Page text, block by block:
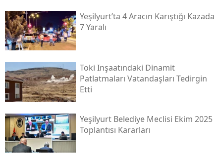
Yeşilyurt’ta 4 Aracın Karıştığı Kazada
7 Yaralı
Toki̇ Inşaatındaki Dinamit
Patlatmaları Vatandaşları Tedirgin
Etti
Yeşilyurt Belediye Meclisi Ekim 2025
Toplantısı Kararları